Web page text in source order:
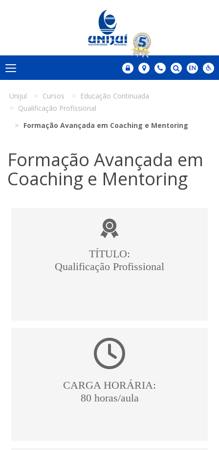
Unijuí Cursos
Educação Continuada
Qualificação Profissional
Formação Avançada em Coaching e Mentoring
Formação Avançada em
Coaching e Mentoring